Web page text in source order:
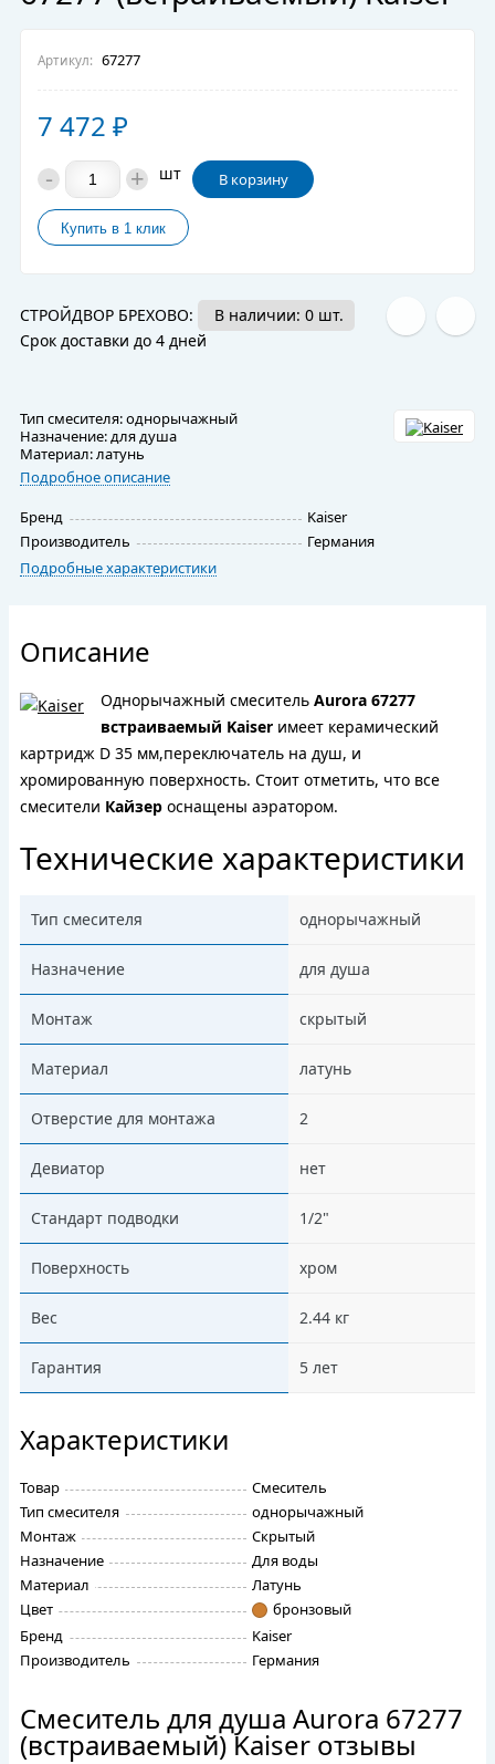
Артикул: 67277
7 472 ₽
- + шт В корзину
СТРОЙДВОР БРЕХОВО:
В наличии: 0 шт.
Срок доставки до 4 дней
Тип смесителя: однорычажный
Назначение: для душа
Материал: латунь
Подробное описание
Бренд
Kaiser
Производитель
Германия
Подробные характеристики
Описание
Однорычажный смеситель Aurora 67277
встраиваемый Kaiser имеет керамический
картридж D 35 мм,переключатель на душ, и
хромированную поверхность. Cтоит отметить, что все
смесители Кайзер оснащены аэратором.
Технические характеристики
Тип смесителя однорычажный
Назначение для душа
Монтаж скрытый
Материал латунь
Отверстие для монтажа 2
Девиатор нет
Стандарт подводки 1/2"
Поверхность хром
Вес 2.44 кг
Гарантия 5 лет
Характеристики
Товар
Смеситель
Тип смесителя
однорычажный
Монтаж
Скрытый
Назначение
Для воды
Материал
Латунь
Цвет
бронзовый
Бренд
Kaiser
Производитель
Германия
Смеситель для душа Aurora 67277
(встраиваемый) Kaiser отзывы